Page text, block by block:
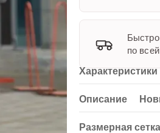
по
Характеристики
Описание
Размерная сетка